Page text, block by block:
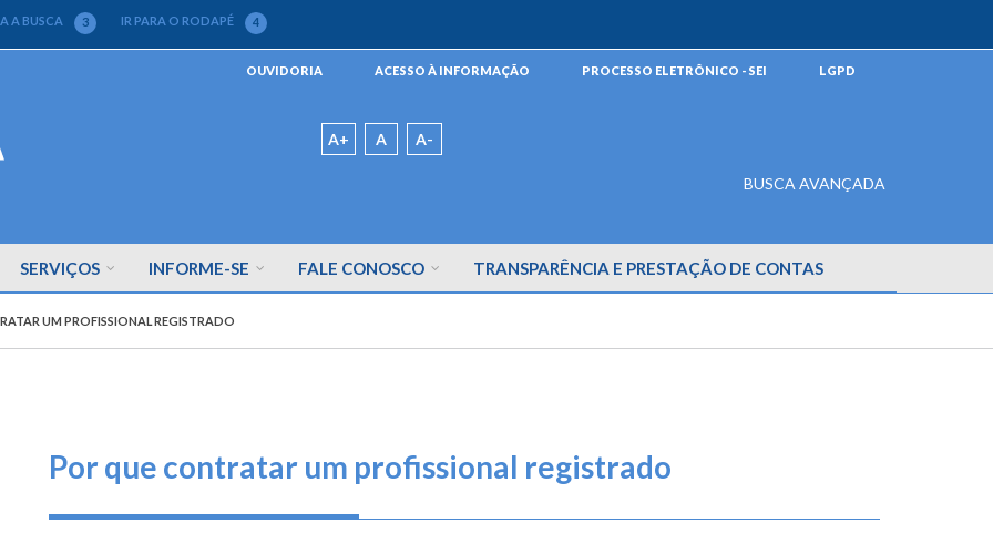
A BUSCA 3 IR PARA O RODAPÉ 4
OUVIDORIA ACESSO À INFORMAÇÃO PROCESSO ELETRÔNICO - SEI LGPD
A+ A A-
BUSCA AVANÇADA
SERVIÇOS INFORME-SE FALE CONOSCO TRANSPARÊNCIA E PRESTAÇÃO DE CONTAS
UM PROFISSIONAL REGISTRADO
Por que contratar um profissional registrado